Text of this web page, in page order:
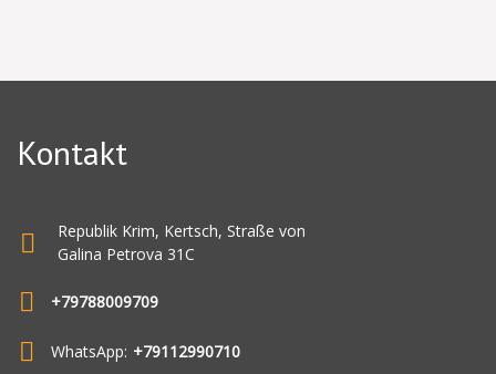
Kontakt
Republik Krim, Kertsch, Straße von
Galina Petrova 31C
+79788009709
WhatsApp: +79112990710